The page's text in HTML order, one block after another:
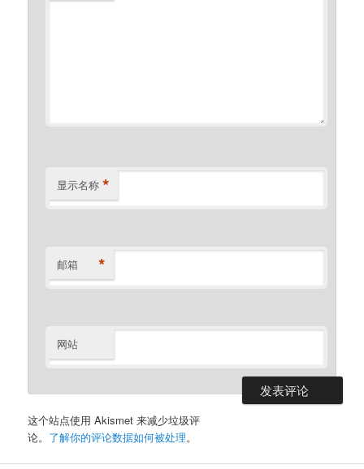
显示名称 *
邮箱 *
网站
这个站点使用 Akismet 来减少垃圾评
论。 了解你的评论数据如何被处理。